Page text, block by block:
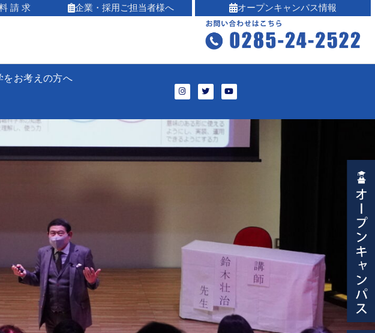
請 求 企業・採用ご担当者様へ オープンキャンパス情報
をお考えの方へ